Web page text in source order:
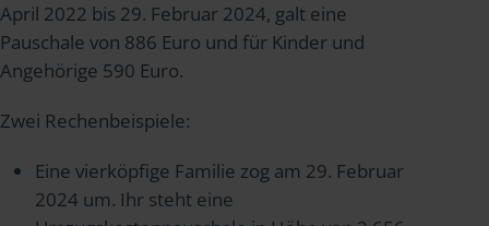
April 2022 bis 29. Februar 2024, galt eine
Pauschale von 886 Euro und für Kinder und
Angehörige 590 Euro.
Zwei Rechenbeispiele:
Eine vierköpfige Familie zog am 29. Februar
2024 um. Ihr steht eine